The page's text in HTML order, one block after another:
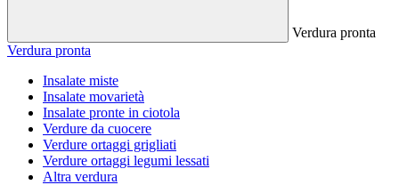
Verdura pronta
Verdura pronta
Insalate miste
Insalate movarietà
Insalate pronte in ciotola
Verdure da cuocere
Verdure ortaggi grigliati
Verdure ortaggi legumi lessati
Altra verdura